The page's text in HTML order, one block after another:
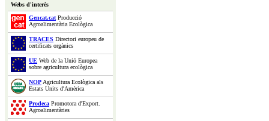
Webs d'interès
Gencat.catProducció
Agroalimentària Ecològica
TRACES Directori europeu de
certificats orgànics
UE Web de la Unió Europea
sobre agricultura ecològica
NOPAgricultura Ecològica als
Estats Units d'Amèrica
Prodeca Promotora d'Export.
Agroalimentàries